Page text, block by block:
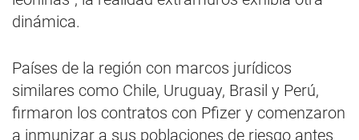
dinámica.
Países de la región con marcos jurídicos
similares como Chile, Uruguay, Brasil y Perú,
firmaron los contratos con Pfizer y comenzaron
a inmunizar a sus poblaciones de riesgo antes